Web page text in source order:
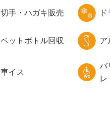
切手・ハガキ販売
ペットボトル回収 ア
車イス
バ
レ